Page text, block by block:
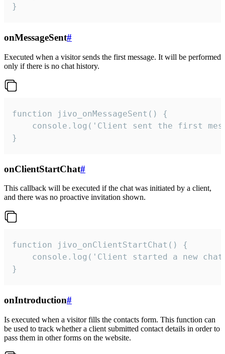
}
onMessageSent#
Executed when a visitor sends the first message. It will be performed
only if there is no chat history.
function jivo_onMessageSent() {
console.log('Client sent the first
}
onClientStartChat#
This callback will be executed if the chat was initiated by a client,
and there was no proactive invitation shown.
function jivo_onClientStartChat() {
console.log('Client started a new
}
onIntroduction#
Is executed when a visitor fills the contacts form. This function can
be used to track whether a client submitted contact details in order to
pass them in other forms on the website.